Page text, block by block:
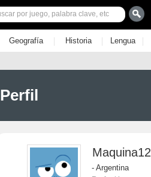
Geografía | Historia | Lengua |
Perfil
Maquina12
- Argentina